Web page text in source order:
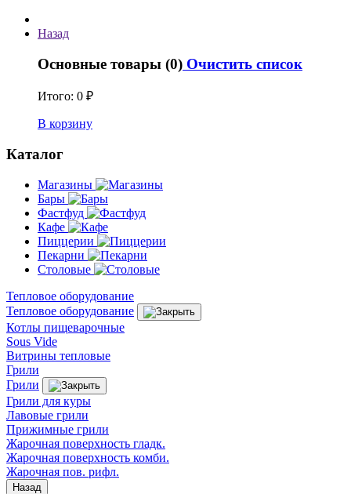
Назад
Основные товары (0) Очистить список
Итого: 0 ₽
В корзину
Каталог
Магазины
Бары
Фастфуд
Кафе
Пиццерии
Пекарни
Столовые
Тепловое оборудование
Тепловое оборудование
Котлы пищеварочные
Sous Vide
Витрины тепловые
Грили
Грили
Грили для куры
Лавовые грили
Прижимные грили
Жарочная поверхность гладк.
Жарочная поверхность комби.
Жарочная пов. рифл.
Назад